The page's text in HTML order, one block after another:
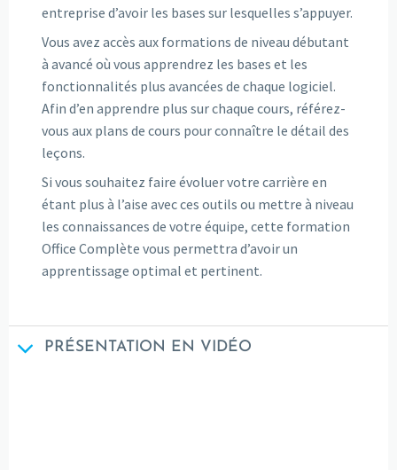
entreprise d’avoir les bases sur lesquelles s’appuyer.
Vous avez accès aux formations de niveau débutant
à avancé où vous apprendrez les bases et les
fonctionnalités plus avancées de chaque logiciel.
Afin d’en apprendre plus sur chaque cours, référez-
vous aux plans de cours pour connaître le détail des
leçons.
Si vous souhaitez faire évoluer votre carrière en
étant plus à l’aise avec ces outils ou mettre à niveau
les connaissances de votre équipe, cette formation
Office Complète vous permettra d’avoir un
apprentissage optimal et pertinent.
PRÉSENTATION EN VIDÉO